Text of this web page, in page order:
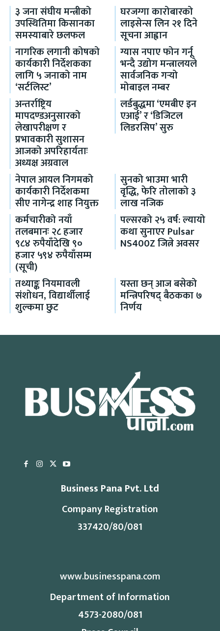
३ जना संघीय मन्त्रीको
उपस्थितिमा किसानका
समस्याबारे छलफल
घरजग्गा कारोबारको
लाइसेन्स लिन २१ दिने
सूचना आह्वान
नागरिक लगानी कोषको
कार्यकारी निर्देशकका
लागि ५ जनाको नाम
‘सर्टलिस्ट’
ग्यास नपाए फोन गर्नू
भन्दै उद्योग मन्त्रालयले
सार्वजनिक गर्‍यो
मोबाइल नम्बर
अन्तर्राष्ट्रिय
मापदण्डअनुसारको
लेखापरीक्षण र
प्रभावकारी सुशासन
आजको अपरिहार्यताः
अध्यक्ष अग्रवाल
लर्डबुद्धमा ‘एमबीए इन
एआई’ र ‘डिजिटल
लिडरसिप’ सुरु
नेपाल आयल निगमको
कार्यकारी निर्देशकमा
सीए नागेन्द्र शाह नियुक्त
सुनको भाउमा भारी
वृद्धि, फेरि तोलाको ३
लाख नजिक
कर्मचारीको नयाँ
तलबमानः २८ हजार
९८४ रुपैयाँदेखि ९०
हजार ५९४ रुपैयाँसम्म
(सूची)
पल्सरको २५ वर्ष: ल्यायो
कथा सुनाएर Pulsar
NS400Z जित्ने अवसर
तथ्याङ्क नियमावली
संशोधन, विद्यार्थीलाई
शुल्कमा छुट
यस्ता छन् आज बसेको
मन्त्रिपरिषद् बैठकका ७
निर्णय
Business Pana Pvt. Ltd
Company Registration
337420/80/081
www.businesspana.com
Department of Information
4573-2080/081